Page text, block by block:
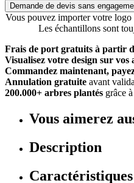
Demande de devis sans
Vous pouvez importer votre logo
Les échantillons sont
Frais de port gratuits à partir
Visualisez votre design sur vos
Commandez maintenant,
Annulation gratuite avant
200.000+ arbres plantés grâce
Vous aimerez
Description
Caractéristiques